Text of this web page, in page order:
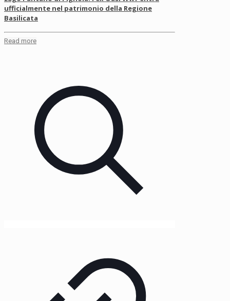
ufficialmente nel patrimonio della Regione
Basilicata
Read more